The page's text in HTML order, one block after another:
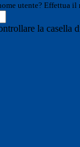
utente? Effettua il
la casella